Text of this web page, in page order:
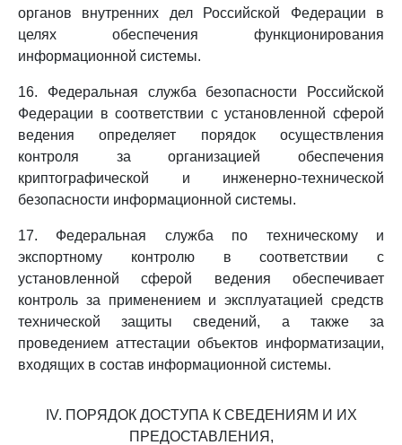
органов внутренних дел Российской Федерации в
целях обеспечения функционирования
информационной системы.
16. Федеральная служба безопасности Российской
Федерации в соответствии с установленной сферой
ведения определяет порядок осуществления
контроля за организацией обеспечения
криптографической и инженерно-технической
безопасности информационной системы.
17. Федеральная служба по техническому и
экспортному контролю в соответствии с
установленной сферой ведения обеспечивает
контроль за применением и эксплуатацией средств
технической защиты сведений, а также за
проведением аттестации объектов информатизации,
входящих в состав информационной системы.
IV. ПОРЯДОК ДОСТУПА К СВЕДЕНИЯМ И ИХ
ПРЕДОСТАВЛЕНИЯ,